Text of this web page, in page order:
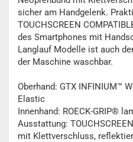
sicher am Handgelenk.
TOUCHSCREEN
des Smartphones mit
Langlauf Modelle ist auch
der Maschine waschbar.
Oberhand: GTX INFINIUM™
Elastic
Innenhand: ROECK-GRIP®
Ausstattung:
mit Klettverschluss,